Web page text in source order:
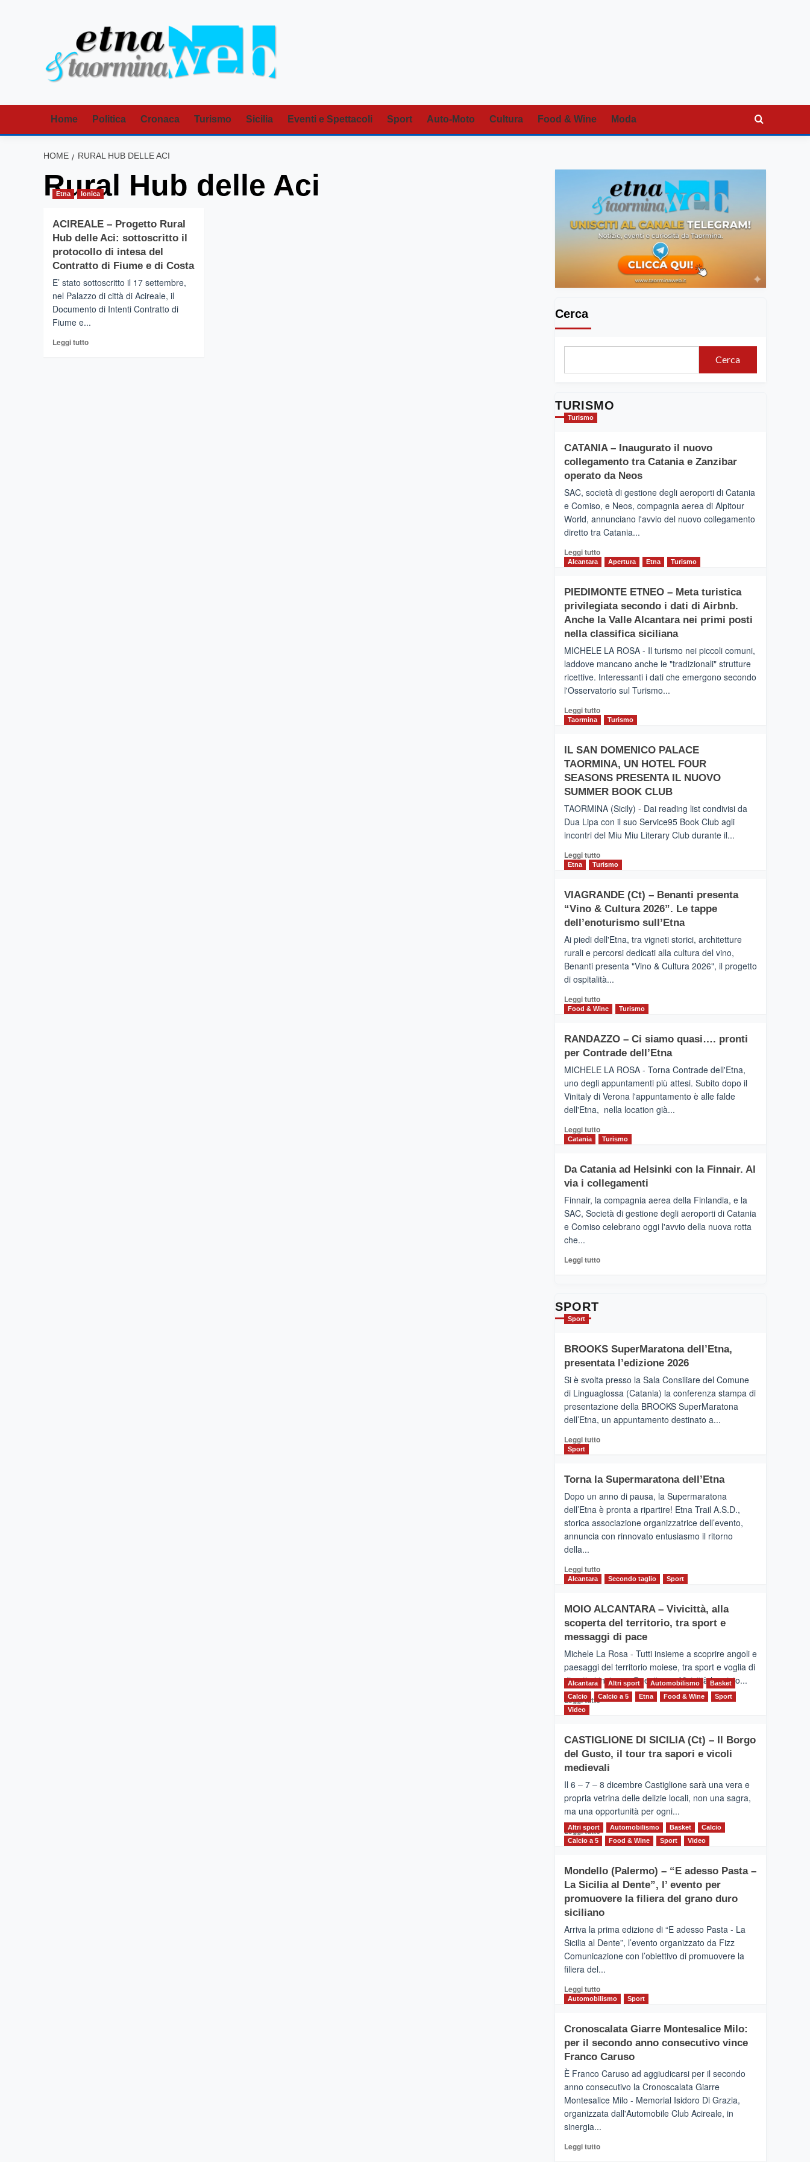
Home Politica Cronaca Turismo Sicilia Eventi e Spettacoli Sport Auto-Moto Cultura Food & Wine Moda
HOME RURAL HUB DELLE ACI
Rural Hub delle Aci
Etna Ionica
ACIREALE – Progetto Rural
Hub delle Aci: sottoscritto il
protocollo di intesa del
Contratto di Fiume e di Costa
E’ stato sottoscritto il 17 settembre,
nel Palazzo di città di Acireale, il
Documento di Intenti Contratto di
Fiume e...
Leggi tuttoLeggi
Cerca
Cerca
TURISMO
Turismo
CATANIA – Inaugurato il nuovo
collegamento tra Catania e Zanzibar
operato da Neos
SAC, società di gestione degli aeroporti di Catania
e Comiso, e Neos, compagnia aerea di Alpitour
World, annunciano l'avvio del nuovo collegamento
diretto tra Catania...
Leggi tuttoLeggi
CATANIA
–
Inaugurato
il
collegamento
tra
Catania
e
operato
da
Alcantara Apertura Etna Turismo
PIEDIMONTE ETNEO – Meta turistica
privilegiata secondo i dati di Airbnb.
Anche la Valle Alcantara nei primi posti
nella classifica siciliana
MICHELE LA ROSA - Il turismo nei piccoli comuni,
laddove mancano anche le "tradizionali" strutture
ricettive. Interessanti i dati che emergono secondo
l'Osservatorio sul Turismo...
Leggi tuttoLeggi
PIEDIMONTE
ETNEO
–
Meta
privilegiata
secondo
i
di
Airbnb.
la
Valle
Alcantara
nei
primi
classifica
siciliana
Taormina Turismo
IL SAN DOMENICO PALACE
TAORMINA, UN HOTEL FOUR
SEASONS PRESENTA IL NUOVO
SUMMER BOOK CLUB
TAORMINA (Sicily) - Dai reading list condivisi da
Dua Lipa con il suo Service95 Book Club agli
incontri del Miu Miu Literary Club durante il...
Leggi tuttoLeggi
di
IL
SAN
DOMENICO
TAORMINA,
UN
HOTEL
FOUR
PRESENTA
IL
SUMMER
BOOK
CLUB
Etna Turismo
VIAGRANDE (Ct) – Benanti presenta
“Vino & Cultura 2026”. Le tappe
dell’enoturismo sull’Etna
Ai piedi dell'Etna, tra vigneti storici, architetture
rurali e percorsi dedicati alla cultura del vino,
Benanti presenta "Vino & Cultura 2026", il progetto
di ospitalità...
Leggi tuttoLeggi
di
VIAGRANDE
(Ct)
–
presenta
“Vino
&
2026”.
Le
dell’enoturismo
sull’Etna
Food & Wine Turismo
RANDAZZO – Ci siamo quasi…. pronti
per Contrade dell’Etna
MICHELE LA ROSA - Torna Contrade dell'Etna,
uno degli appuntamenti più attesi. Subito dopo il
Vinitaly di Verona l'appuntamento è alle falde
dell'Etna, nella location già...
Leggi tuttoLeggi
di
RANDAZZO
–
siamo
quasi….
pronti
dell’Etna
Catania Turismo
Da Catania ad Helsinki con la Finnair. Al
via i collegamenti
Finnair, la compagnia aerea della Finlandia, e la
SAC, Società di gestione degli aeroporti di Catania
e Comiso celebrano oggi l'avvio della nuova rotta
che...
Leggi tuttoLeggi
con
la
Al
via
i
collegamenti
SPORT
Sport
BROOKS SuperMaratona dell’Etna,
presentata l’edizione 2026
Si è svolta presso la Sala Consiliare del Comune
di Linguaglossa (Catania) la conferenza stampa di
presentazione della BROOKS SuperMaratona
dell’Etna, un appuntamento destinato a...
Leggi tuttoLeggi
BROOKS
SuperMaratona
dell’Etna,
presentata
l’edizione
2026
Sport
Torna la Supermaratona dell’Etna
Dopo un anno di pausa, la Supermaratona
dell’Etna è pronta a ripartire! Etna Trail A.S.D.,
storica associazione organizzatrice dell’evento,
annuncia con rinnovato entusiasmo il ritorno
della...
Leggi tuttoLeggi
Torna
la
Supermaratona
Alcantara Secondo taglio Sport
MOIO ALCANTARA – Vivicittà, alla
scoperta del territorio, tra sport e
messaggi di pace
Michele La Rosa - Tutti insieme a scoprire angoli e
paesaggi del territorio moiese, tra sport e voglia di
divertirsi insieme. Quest'anno Vivicittà ha visto...
Leggi tuttoLeggi
MOIO
ALCANTARA
–
alla
scoperta
del
territorio,
tra
sport
messaggi
di
Alcantara Altri sport Automobilismo
Basket
Calcio
Calcio a 5 Etna Food & Wine
Sport
Video
CASTIGLIONE DI SICILIA (Ct) – Il Borgo
del Gusto, il tour tra sapori e vicoli
medievali
Il 6 – 7 – 8 dicembre Castiglione sarà una vera e
propria vetrina delle delizie locali, non una sagra,
ma una opportunità per ogni...
Leggi tuttoLeggi
CASTIGLIONE
DI
SICILIA
(Ct)
Il
Borgo
del
tour
tra
vicoli
medievali
Altri sport Automobilismo Basket
Calcio
Calcio a 5
Food & Wine Sport Video
Mondello (Palermo) – “E adesso Pasta –
La Sicilia al Dente”, l’ evento per
promuovere la filiera del grano duro
siciliano
Arriva la prima edizione di “E adesso Pasta - La
Sicilia al Dente”, l’evento organizzato da Fizz
Comunicazione con l’obiettivo di promuovere la
filiera del...
Leggi tuttoLeggi
di
Mondello
(Palermo)
–
adesso
Pasta
–
La
Dente”,
Automobilismo Sport
Cronoscalata Giarre Montesalice Milo:
per il secondo anno consecutivo vince
Franco Caruso
È Franco Caruso ad aggiudicarsi per il secondo
anno consecutivo la Cronoscalata Giarre
Montesalice Milo - Memorial Isidoro Di Grazia,
organizzata dall'Automobile Club Acireale, in
sinergia...
Leggi tuttoLeggi